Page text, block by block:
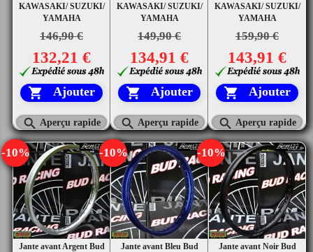
KAWASAKI/ SUZUKI/
YAMAHA
146,90 €
132,21 €
 Ajouter
 Aperçu rapide
KAWASAKI/ SUZUKI/
YAMAHA
149,90 €
134,91 €
 Ajouter
 Aperçu rapide
KAWASAKI/ SUZUKI/
YAMAHA
159,90 €
143,91 €
 Ajouter
 Aperçu rapide
Jante avant Argent Bud
-10%
Jante avant Bleu Bud
-10%
Jante avant Noir Bud
-10%